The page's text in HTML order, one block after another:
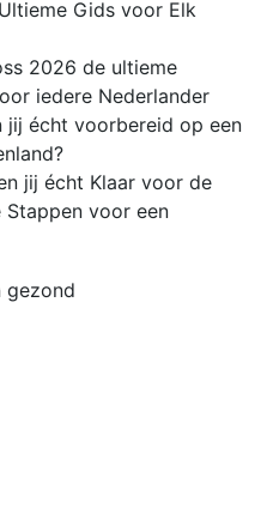
Gids voor Elk
2026 de ultieme
iedere Nederlander
jij écht voorbereid op een
jij écht Klaar voor de
Stappen voor een